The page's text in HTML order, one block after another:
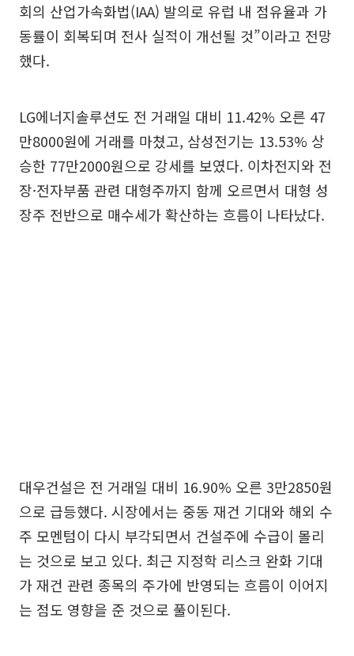
회의 산업가속화법(IAA) 발의로 유럽 내 점유율과 가
동률이 회복되며 전사 실적이 개선될 것”이라고 전망
했다.
LG에너지솔루션도 전 거래일 대비 11.42% 오른 47
만8000원에 거래를 마쳤고, 삼성전기는 13.53% 상
승한 77만2000원으로 강세를 보였다. 이차전지와 전
장·전자부품 관련 대형주까지 함께 오르면서 대형 성
장주 전반으로 매수세가 확산하는 흐름이 나타났다.
대우건설은 전 거래일 대비 16.90% 오른 3만2850원
으로 급등했다. 시장에서는 중동 재건 기대와 해외 수
주 모멘텀이 다시 부각되면서 건설주에 수급이 몰리
는 것으로 보고 있다. 최근 지정학 리스크 완화 기대
가 재건 관련 종목의 주가에 반영되는 흐름이 이어지
는 점도 영향을 준 것으로 풀이된다.